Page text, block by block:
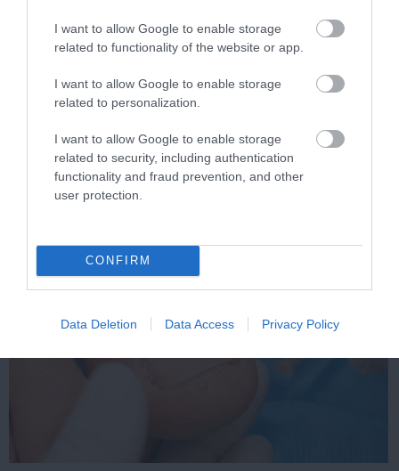
I want to allow Google to enable storage
related to functionality of the website or app.
I want to allow Google to enable storage
related to personalization.
I want to allow Google to enable storage
related to security, including authentication
functionality and fraud prevention, and other
user protection.
CONFIRM
Data Deletion Data Access Privacy Policy
Your Body!
2 h 14 min